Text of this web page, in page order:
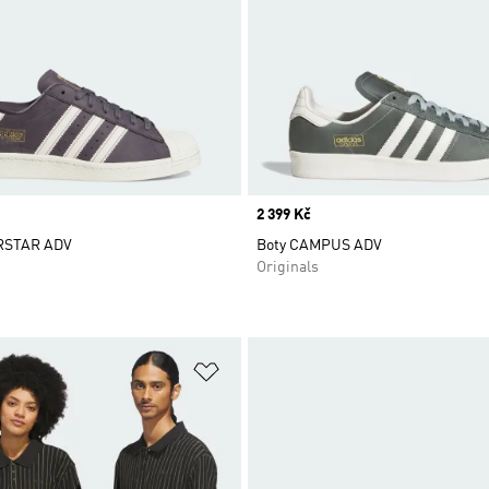
ADV
Price
2 399 Kč
Boty CAMPUS ADV
Originals
přání